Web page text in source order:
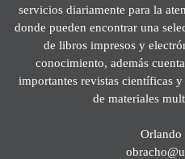
servicios diariamente para la
donde pueden encontrar una
de libros impresos y
conocimiento, además
importantes revistas científicas
de materiales
Orlando